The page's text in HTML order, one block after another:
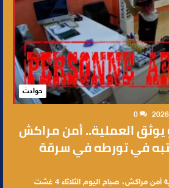
حوادث
0
يوثق العملية.. أمن مراكش
في تورطه في سرقة
تمكنت عناصر الشرطة بولاية أمن مراكش، صباح اليوم الثلاثاء 4 غشت